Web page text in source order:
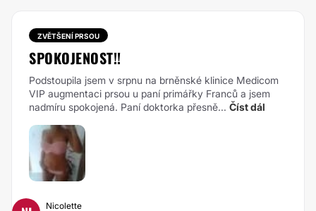
ZVĚTŠENÍ PRSOU
SPOKOJENOST!!
Podstoupila jsem v srpnu na brněnské klinice Medicom
VIP augmentaci prsou u paní primářky Franců a jsem
nadmíru spokojená. Paní doktorka přesně... Číst dál
Nicolette